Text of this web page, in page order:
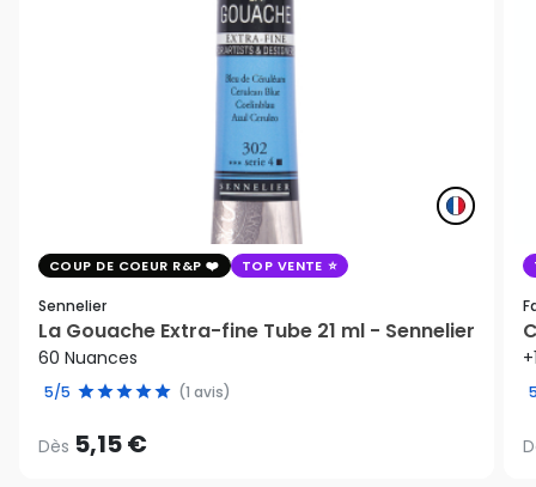
COUP DE COEUR R&P TOP VENTE
Sennelier
La Gouache Extra-fine Tube 21 ml - Sennelier
60 Nuances
5/5 (1 avis)
Dès 5,15 €